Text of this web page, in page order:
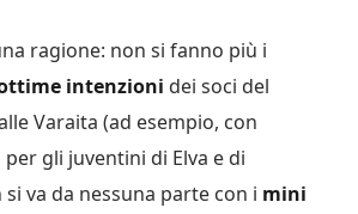
ragione: non si fanno più i
intenzioni dei soci del
Varaita (ad esempio, con
gli juventini di Elva e di
si va da nessuna parte con i mini